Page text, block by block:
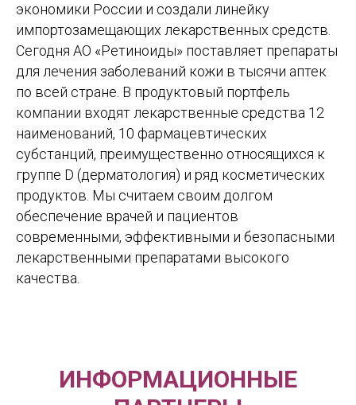
экономики России и создали линейку
импортозамещающих лекарственных средств.
Сегодня АО «Ретиноиды» поставляет препараты
для лечения заболеваний кожи в тысячи аптек
по всей стране. В продуктовый портфель
компании входят лекарственные средства 12
наименований, 10 фармацевтических
субстанций, преимущественно относящихся к
группе D (дерматология) и ряд косметических
продуктов. Мы считаем своим долгом
обеспечение врачей и пациентов
современными, эффективными и безопасными
лекарственными препаратами высокого
качества.
ИНФОРМАЦИОННЫЕ